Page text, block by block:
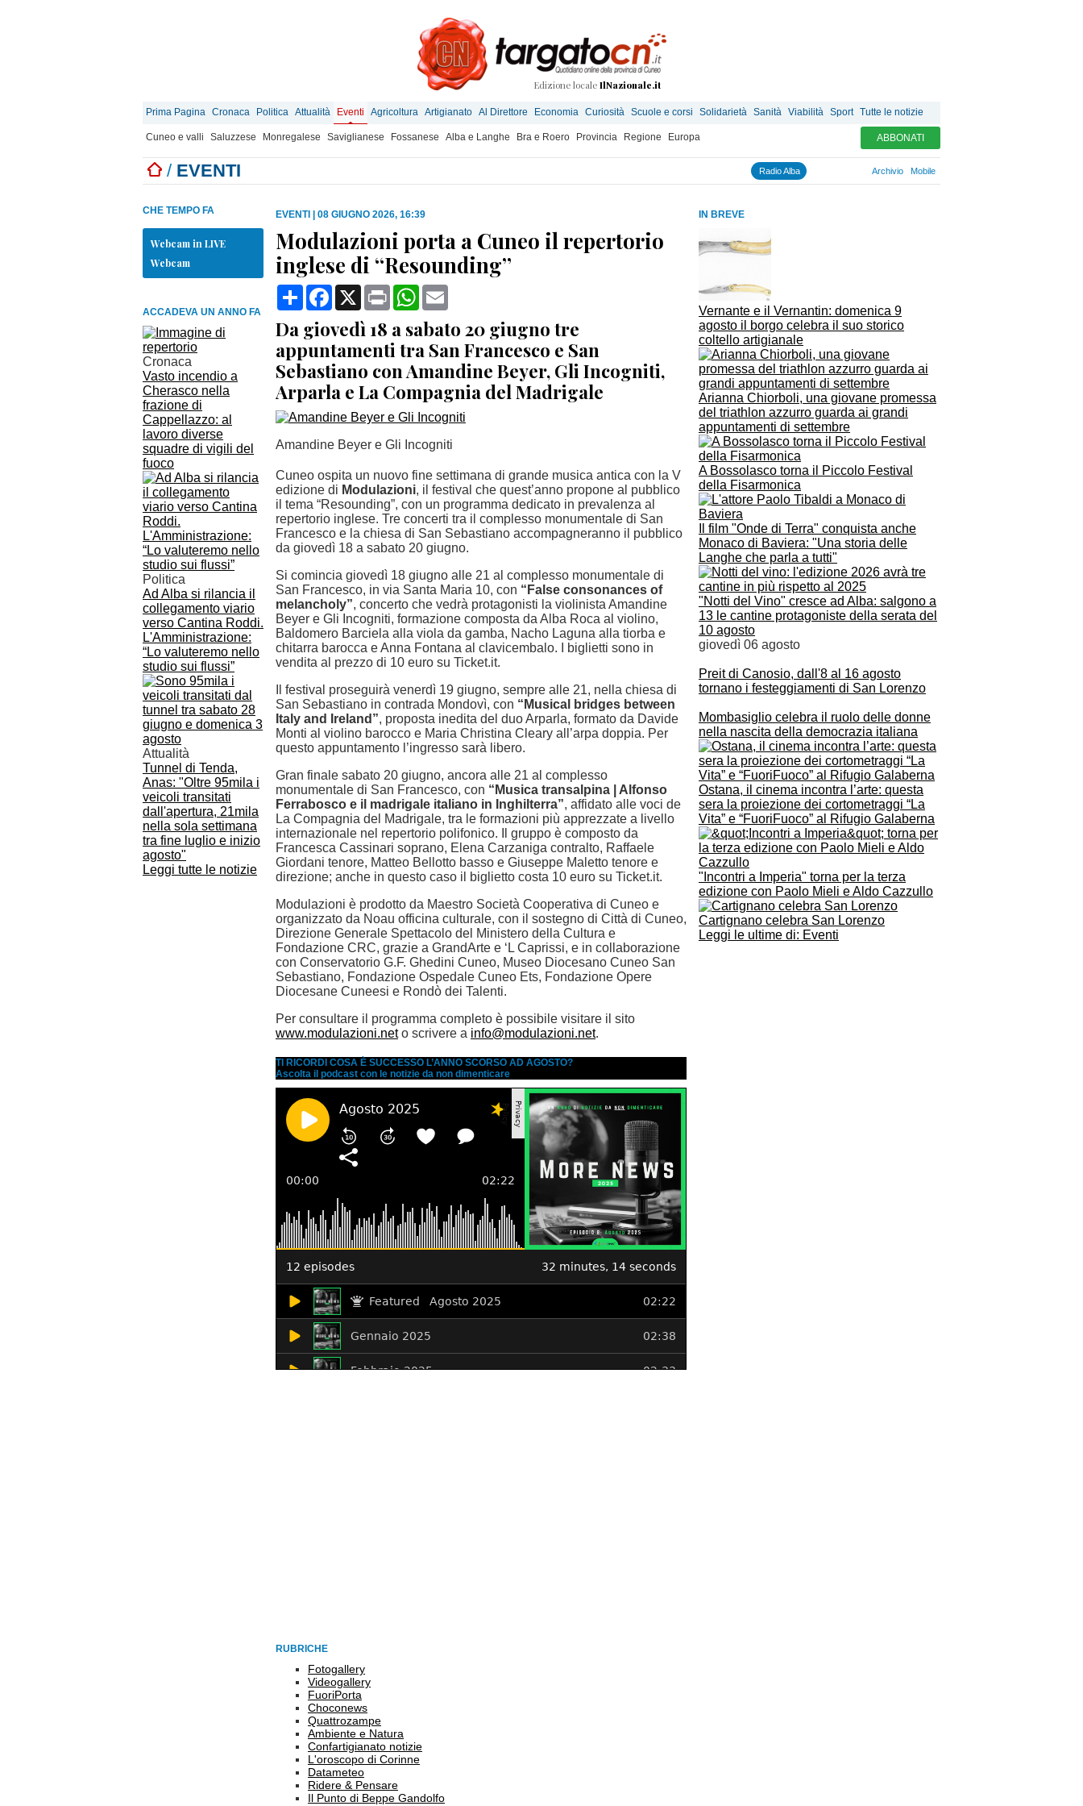
Edizione locale IlNazionale.it
Prima Pagina Cronaca Politica Attualità Eventi Agricoltura Artigianato Al Direttore Economia Curiosità Scuole e corsi Solidarietà Sanità Viabilità Sport Tutte le notizie
Cuneo e valli Saluzzese Monregalese Saviglianese Fossanese Alba e Langhe Bra e Roero Provincia Regione Europa ABBONATI
/ EVENTI Radio Alba Archivio Mobile
IN BREVE
Vernante e il Vernantin: domenica 9
agosto il borgo celebra il suo storico
coltello artigianale
Arianna Chiorboli, una giovane promessa
del triathlon azzurro guarda ai grandi
appuntamenti di settembre
A Bossolasco torna il Piccolo Festival
della Fisarmonica
Il film "Onde di Terra" conquista anche
Monaco di Baviera: "Una storia delle
Langhe che parla a tutti"
"Notti del Vino" cresce ad Alba: salgono a
13 le cantine protagoniste della serata del
10 agosto
giovedì 06 agosto
Preit di Canosio, dall'8 al 16 agosto
tornano i festeggiamenti di San Lorenzo
Mombasiglio celebra il ruolo delle donne
nella nascita della democrazia italiana
Ostana, il cinema incontra l’arte: questa
sera la proiezione dei cortometraggi “La
Vita” e “FuoriFuoco” al Rifugio Galaberna
"Incontri a Imperia" torna per la terza
edizione con Paolo Mieli e Aldo Cazzullo
Cartignano celebra San Lorenzo
Leggi le ultime di: Eventi
CHE TEMPO FA
Webcam in LIVE
Webcam
ACCADEVA UN ANNO FA
Cronaca
Vasto incendio a
Cherasco nella
frazione di
Cappellazzo: al
lavoro diverse
squadre di vigili del
fuoco
Politica
Ad Alba si rilancia il
collegamento viario
verso Cantina Roddi.
L'Amministrazione:
“Lo valuteremo nello
studio sui flussi”
Attualità
Tunnel di Tenda,
Anas: "Oltre 95mila i
veicoli transitati
dall'apertura, 21mila
nella sola settimana
tra fine luglio e inizio
agosto"
Leggi tutte le notizie
EVENTI 08 GIUGNO 2026, 16:39
Modulazioni porta a Cuneo il repertorio
inglese di “Resounding”
CondividiFacebook
X Print WhatsApp
Da giovedì 18 a sabato 20 giugno tre
appuntamenti tra San Francesco e San
Sebastiano con Amandine Beyer, Gli Incogniti,
Arparla e La Compagnia del Madrigale
Amandine Beyer e Gli Incogniti
Cuneo ospita un nuovo fine settimana di grande musica antica con la V
edizione di Modulazioni, il festival che quest’anno propone al pubblico
il tema “Resounding”, con un programma dedicato in prevalenza al
repertorio inglese. Tre concerti tra il complesso monumentale di San
Francesco e la chiesa di San Sebastiano accompagneranno il pubblico
da giovedì 18 a sabato 20 giugno.
Si comincia giovedì 18 giugno alle 21 al complesso monumentale di
San Francesco, in via Santa Maria 10, con “False consonances of
melancholy”, concerto che vedrà protagonisti la violinista Amandine
Beyer e Gli Incogniti, formazione composta da Alba Roca al violino,
Baldomero Barciela alla viola da gamba, Nacho Laguna alla tiorba e
chitarra barocca e Anna Fontana al clavicembalo. I biglietti sono in
vendita al prezzo di 10 euro su Ticket.it.
Il festival proseguirà venerdì 19 giugno, sempre alle 21, nella chiesa di
San Sebastiano in contrada Mondovì, con “Musical bridges between
Italy and Ireland”, proposta inedita del duo Arparla, formato da Davide
Monti al violino barocco e Maria Christina Cleary all’arpa doppia. Per
questo appuntamento l’ingresso sarà libero.
Gran finale sabato 20 giugno, ancora alle 21 al complesso
monumentale di San Francesco, con “Musica transalpina | Alfonso
Ferrabosco e il madrigale italiano in Inghilterra”, affidato alle voci de
La Compagnia del Madrigale, tra le formazioni più apprezzate a livello
internazionale nel repertorio polifonico. Il gruppo è composto da
Francesca Cassinari soprano, Elena Carzaniga contralto, Raffaele
Giordani tenore, Matteo Bellotto basso e Giuseppe Maletto tenore e
direzione; anche in questo caso il biglietto costa 10 euro su Ticket.it.
Modulazioni è prodotto da Maestro Società Cooperativa di Cuneo e
organizzato da Noau officina culturale, con il sostegno di Città di Cuneo,
Direzione Generale Spettacolo del Ministero della Cultura e
Fondazione CRC, grazie a GrandArte e ‘L Caprissi, e in collaborazione
con Conservatorio G.F. Ghedini Cuneo, Museo Diocesano Cuneo San
Sebastiano, Fondazione Ospedale Cuneo Ets, Fondazione Opere
Diocesane Cuneesi e Rondò dei Talenti.
Per consultare il programma completo è possibile visitare il sito
www.modulazioni.neto scrivere a info@modulazioni.net.
TI RICORDI COSA È SUCCESSO L’ANNO SCORSO AD AGOSTO?
Ascolta il podcast con le notizie da non dimenticare
RUBRICHE
Fotogallery
Videogallery
FuoriPorta
Choconews
Quattrozampe
Ambiente e Natura
Confartigianato notizie
L'oroscopo di Corinne
Datameteo
Ridere & Pensare
Il Punto di Beppe Gandolfo